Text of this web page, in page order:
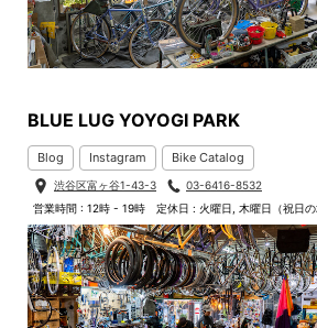
BLUE LUG YOYOGI PARK
Blog Instagram Bike Catalog
渋谷区富ヶ谷1-43-3
03-6416-8532
営業時間 : 12時 - 19時
定休日 : 火曜日, 木曜日（祝日の